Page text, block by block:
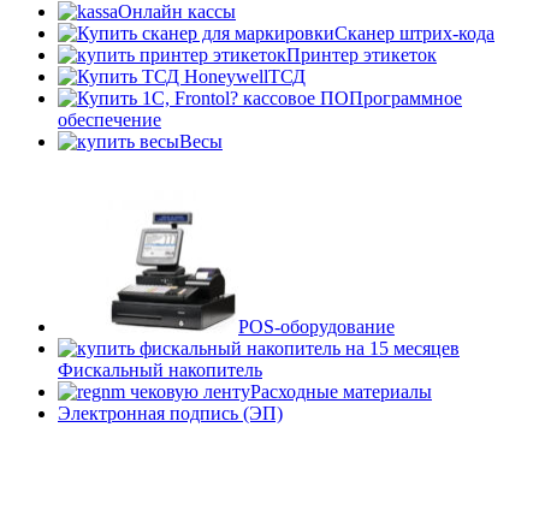
Онлайн кассы
Сканер штрих-кода
Принтер этикеток
ТСД
Программное
обеспечение
Весы
POS-оборудование
Фискальный накопитель
Расходные материалы
Электронная подпись (ЭП)